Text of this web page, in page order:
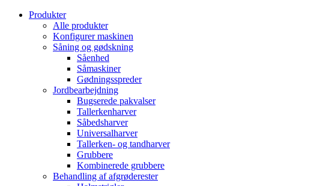
Produkter
Alle produkter
Konfigurer maskinen
Såning og gødskning
Såenhed
Såmaskiner
Gødningsspreder
Jordbearbejdning
Bugserede pakvalser
Tallerkenharver
Såbedsharver
Universalharver
Tallerken- og tandharver
Grubbere
Kombinerede grubbere
Behandling af afgrøderester